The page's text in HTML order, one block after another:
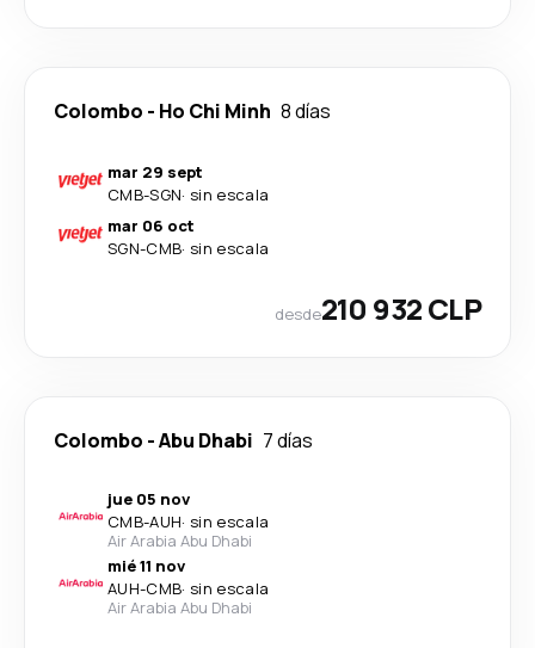
Colombo - Ho Chi Minh 8 días
mar 29 sept
CMB-SGN· sin escala
mar 06 oct
SGN-CMB· sin escala
desde210 932 CLP
Colombo -Abu Dhabi 7 días
jue 05 nov
CMB-AUH· sin escala
Air Arabia Abu Dhabi
mié 11 nov
AUH-CMB· sin escala
Air Arabia Abu Dhabi